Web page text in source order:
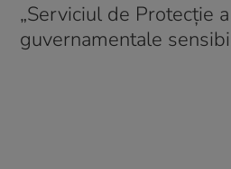
„Serviciul de Protecție
guvernamentale